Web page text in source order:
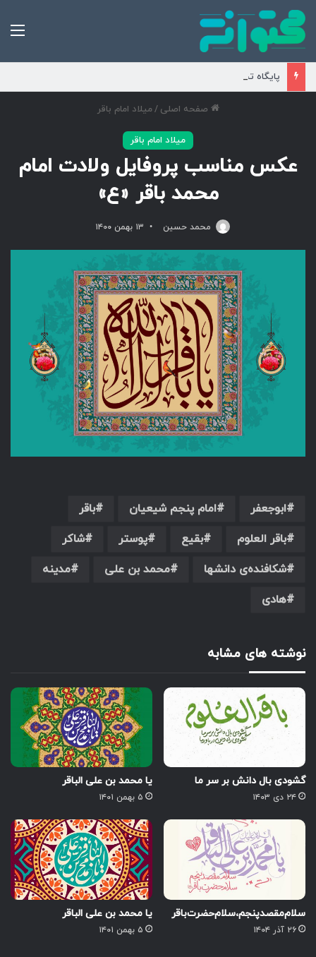
پایگاه تخصصی انتشار محتوای مناسبتی و موضوعی
صفحه اصلی /میلاد امام باقر
میلاد امام باقر
عکس مناسب پروفایل ولادت امام
محمد باقر «ع»
محمد حسین ۱۳ بهمن ۱۴۰۰
ابوجعفر امام پنجم شیعیان
باقر
باقر العلوم
بقیع پوستر
شاکر
شکافنده‌‌ى دانشها
محمد بن علی
مدینه
هادی
نوشته های مشابه
گشودی بال دانش بر سر ما
۲۴ دی ۱۴۰۳
یا محمد بن علی الباقر
۵ بهمن ۱۴۰۱
سلام‌مقصد‌پنجم‌،سلام‌حضرت‌باقر
۲۶ آذر ۱۴۰۴
یا محمد بن علی الباقر
۵ بهمن ۱۴۰۱